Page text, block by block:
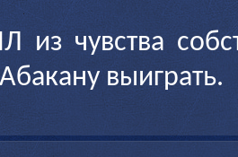
из чувства
выиграть.